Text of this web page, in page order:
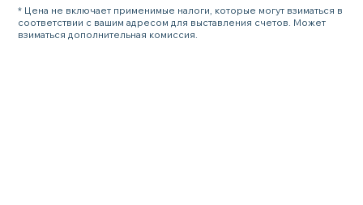
* Цена не включает применимые налоги, которые могут взиматься в
соответствии с вашим адресом для выставления счетов. Может
взиматься дополнительная комиссия.